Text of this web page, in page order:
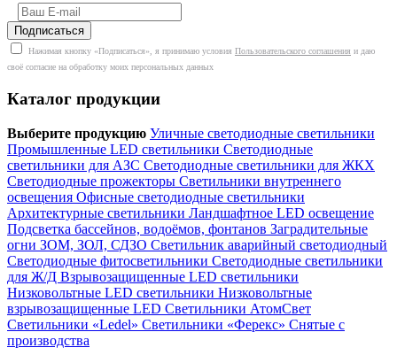
Нажимая кнопку «Подписаться», я принимаю условия Пользовательского соглашения и даю
своё согласие на обработку моих персональных данных
Каталог продукции
Выберите продукцию Уличные светодиодные светильники
Промышленные LED светильники Светодиодные
светильники для АЗС Светодиодные светильники для ЖКХ
Светодиодные прожекторы Светильники внутреннего
освещения Офисные светодиодные светильники
Архитектурные светильники Ландшафтное LED освещение
Подсветка бассейнов, водоёмов, фонтанов Заградительные
огни ЗОМ, ЗОЛ, СДЗО Светильник аварийный светодиодный
Светодиодные фитосветильники Светодиодные светильники
для Ж/Д Взрывозащищенные LED светильники
Низковольтные LED светильники Низковольтные
взрывозащищенные LED Светильники АтомСвет
Светильники «Ledel» Светильники «Ферекс» Снятые с
производства